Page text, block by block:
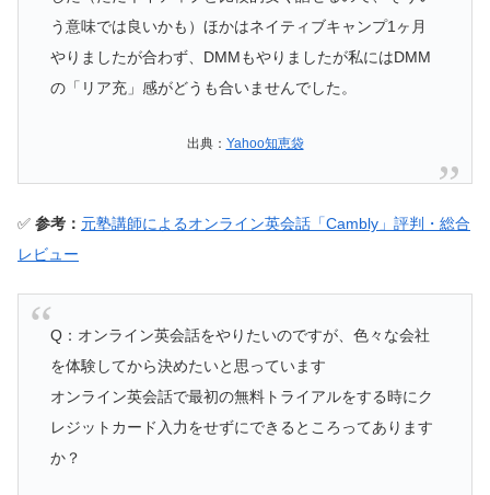
う意味では良いかも）ほかはネイティブキャンプ1ヶ月
やりましたが合わず、DMMもやりましたが私にはDMM
の「リア充」感がどうも合いませんでした。
出典： Yahoo知恵袋
✅ 参考： 元塾講師によるオンライン英会話「Cambly」評判・総合
レビュー
Q：オンライン英会話をやりたいのですが、色々な会社
を体験してから決めたいと思っています
オンライン英会話で最初の無料トライアルをする時にク
レジットカード入力をせずにできるところってあります
か？